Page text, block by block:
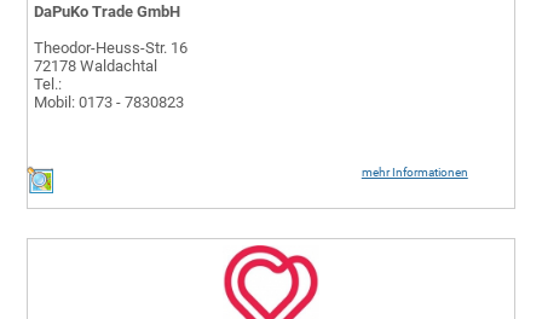
mehr Informationen
DaPuKo Trade GmbH
Theodor-Heuss-Str. 16
72178 Waldachtal
Tel.:
Mobil: 0173 - 7830823